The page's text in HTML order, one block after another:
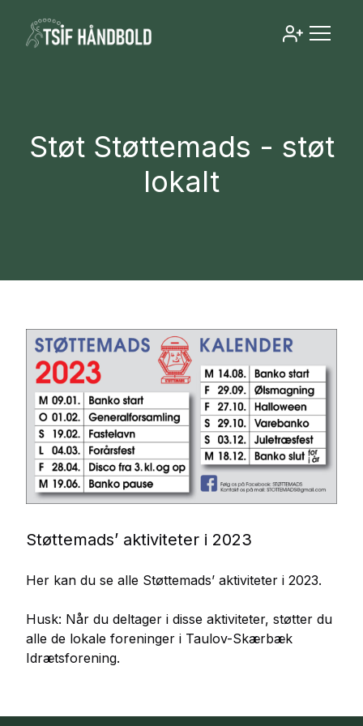
Støt Støttemads - støt
lokalt
Støttemads’ aktiviteter i 2023
Her kan du se alle Støttemads’ aktiviteter i 2023.
Husk: Når du deltager i disse aktiviteter, støtter du
alle de lokale foreninger i Taulov-Skærbæk
Idrætsforening.